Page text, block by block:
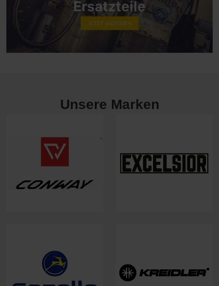
Ersatzteile
JETZT ANZEIGEN
Unsere Marken